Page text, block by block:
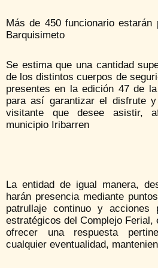
Más de 450 funcionario
Barquisimeto
Se estima que una cantidad
de los distintos cuerpos de
presentes en la edición 47 de
para así garantizar el disfrute
visitante que desee asistir,
municipio Iribarren
La entidad de igual manera,
harán presencia mediante
patrullaje continuo y acciones
estratégicos del Complejo Ferial,
ofrecer una respuesta
cualquier eventualidad,